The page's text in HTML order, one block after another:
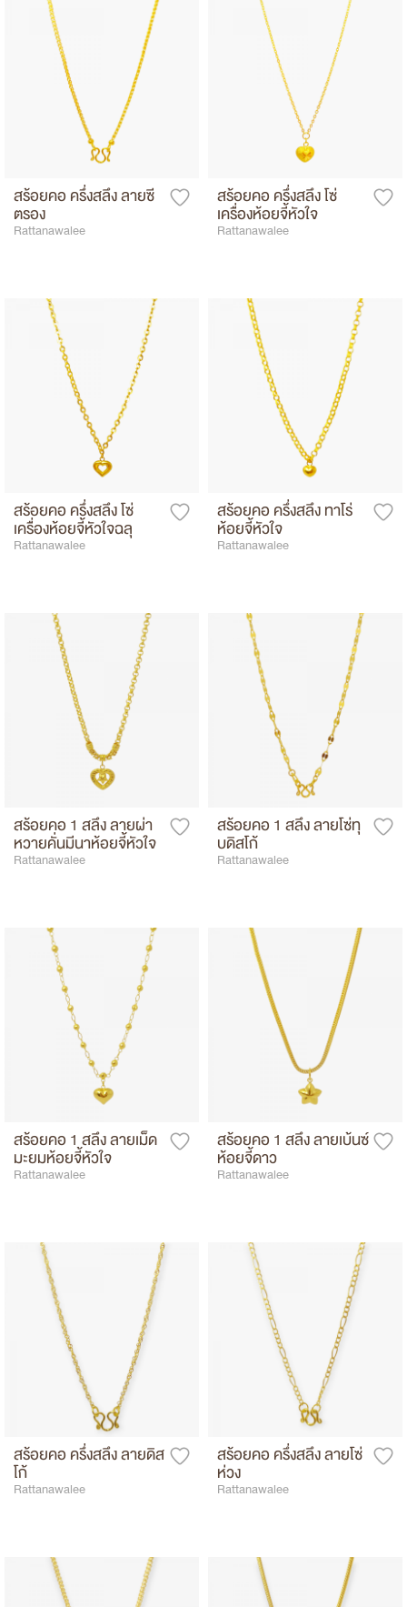
สร้อยคอ ครึ่งสลึง ลายซี
ตรอง
Rattanawalee
สร้อยคอ ครึ่งสลึง โซ่
เครื่องห้อยจี้หัวใจ
Rattanawalee
สร้อยคอ ครึ่งสลึง โซ่
เครื่องห้อยจี้หัวใจฉลุ
Rattanawalee
สร้อยคอ ครึ่งสลึง ทาโร่
ห้อยจี้หัวใจ
Rattanawalee
สร้อยคอ 1 สลึง ลายผ่า
หวายคั่นมีนาห้อยจี้หัวใจ
Rattanawalee
สร้อยคอ 1 สลึง ลายโซ่ทุ
บดิสโก้
Rattanawalee
สร้อยคอ 1 สลึง ลายเม็ด
มะยมห้อยจี้หัวใจ
Rattanawalee
สร้อยคอ 1 สลึง ลายเบ้นซ์
ห้อยจี้ดาว
Rattanawalee
สร้อยคอ ครึ่งสลึง ลายดิส
โก้
Rattanawalee
สร้อยคอ ครึ่งสลึง ลายโซ่
ห่วง
Rattanawalee